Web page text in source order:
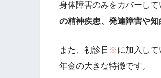
身体障害のみをカバーし
の精神疾患、発達障害や
また、初診日 ※に加入し
年金の大きな特徴です。